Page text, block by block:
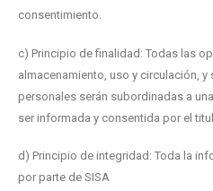
consentimiento.
c) Principio de finalidad: Todas las
almacenamiento, uso y circulación,
personales serán subordinadas a
ser informada y consentida por el
d) Principio de integridad: Toda la
por parte de SISA